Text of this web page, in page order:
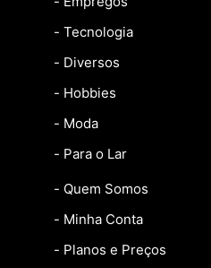
- Tecnologia
- Diversos
- Hobbies
- Moda
- Para o Lar
- Quem Somos
- Minha Conta
- Planos e Preços